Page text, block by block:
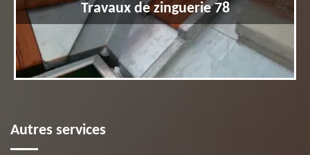
Travaux de zinguerie 78
Autres services